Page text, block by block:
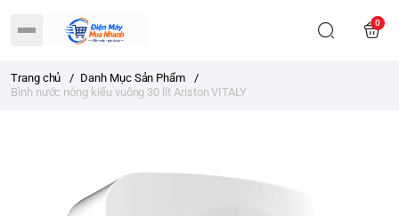
0
Trang chủ / Danh Mục Sản Phẩm
/
Bình nước nóng kiểu vuông 30 lít Ariston VITALY